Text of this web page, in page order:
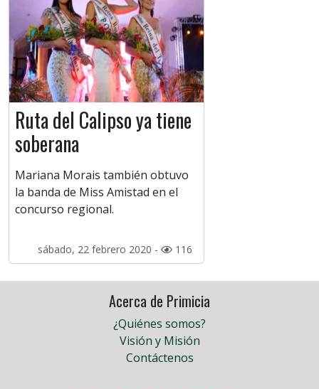
Ruta del Calipso ya tiene
soberana
Mariana Morais también obtuvo
la banda de Miss Amistad en el
concurso regional.
sábado, 22 febrero 2020 - 116
Acerca de Primicia
¿Quiénes somos?
Visión y Misión
Contáctenos